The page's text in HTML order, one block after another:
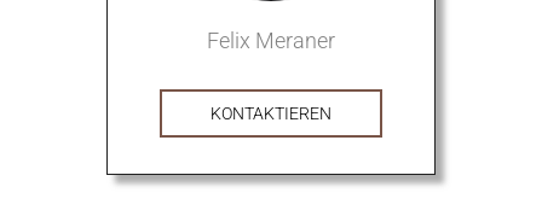
Felix Meraner
KONTAKTIEREN